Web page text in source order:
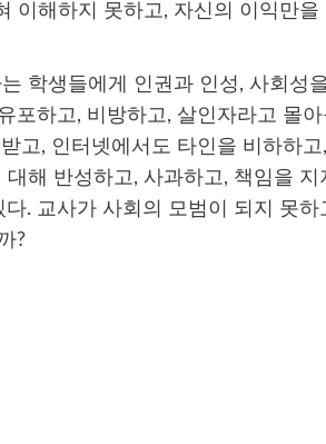
이해하지 못하고, 자신의 이익만을
학생들에게 인권과 인성, 사회성
포하고, 비방하고, 살인자라고 몰
고, 인터넷에서도 타인을 비하하
해 반성하고, 사과하고, 책임을 지
. 교사가 사회의 모범이 되지 못하
?